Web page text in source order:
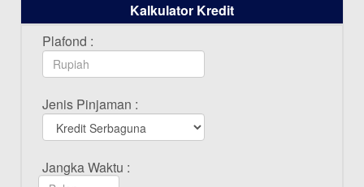
Daftar Pemenang Undian TAMASHA
Bulan Oktober 2025
Bulan September 2025
20-09-2025
Daftar Pemenang Undian TAMASHA
Bulan Agustus 2025
Kalkulator Kredit
Plafond :
Jenis Pinjaman :
Jangka Waktu :